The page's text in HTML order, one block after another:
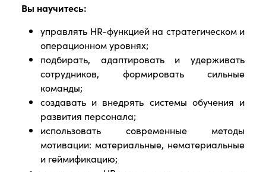
Вы научитесь:
управлять HR-функцией на стратегическом и
операционном уровнях;
подбирать, адаптировать и удерживать
сотрудников, формировать сильные
команды;
создавать и внедрять системы обучения и
развития персонала;
использовать современные методы
мотивации: материальные, нематериальные
и геймификацию;